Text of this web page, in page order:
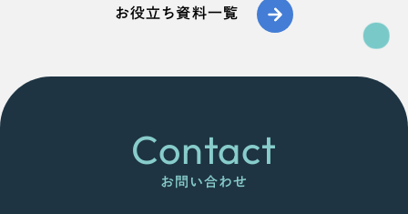
お役立ち資料一覧
Contact
お問い合わせ